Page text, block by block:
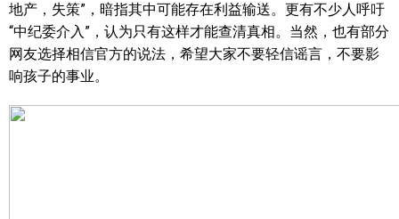
地产，失策”，暗指其中可能存在利益输送。更有不少人呼吁
“中纪委介入”，认为只有这样才能查清真相。当然，也有部分
网友选择相信官方的说法，希望大家不要轻信谣言，不要影
响孩子的事业。